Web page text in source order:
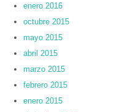
enero 2016
octubre 2015
mayo 2015
abril 2015
marzo 2015
febrero 2015
enero 2015